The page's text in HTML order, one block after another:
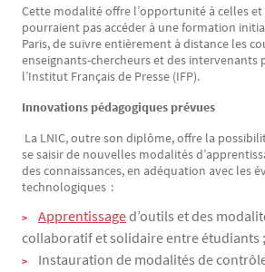
Cette modalité offre l’opportunité à celles et
pourraient pas accéder à une formation
Paris, de suivre entièrement à distance les
enseignants-chercheurs et des intervenants
l’Institut Français de Presse (IFP).
Innovations pédagogiques prévues
La LNIC, outre son diplôme, offre la
se saisir de nouvelles modalités
des connaissances, en adéquation avec les
technologiques :
Apprentissaged’outils et des
collaboratif et solidaire entre étudiants ;
Instauration de modalités de